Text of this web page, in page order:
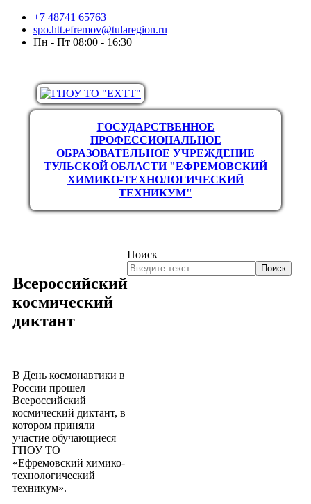
+7 48741 65763
spo.htt.efremov@tularegion.ru
Пн - Пт 08:00 - 16:30
ГОСУДАРСТВЕННОЕ
ПРОФЕССИОНАЛЬНОЕ
ОБРАЗОВАТЕЛЬНОЕ УЧРЕЖДЕНИЕ
ТУЛЬСКОЙ ОБЛАСТИ "ЕФРЕМОВСКИЙ
ХИМИКО-ТЕХНОЛОГИЧЕСКИЙ
ТЕХНИКУМ"
Поиск
Поиск
Всероссийский
космический
диктант
В День космонавтики в
России прошел
Всероссийский
космический диктант, в
котором приняли
участие обучающиеся
ГПОУ ТО
«Ефремовский химико-
технологический
техникум».